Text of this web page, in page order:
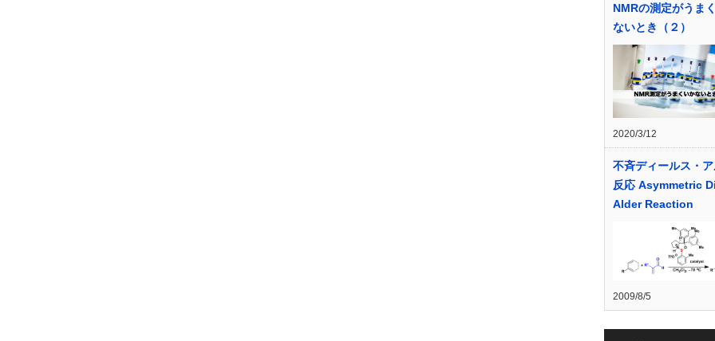
NMRの測定がうま
ないとき（２）
2020/3/12
不斉ディールス・
反応 Asymmetric
Alder Reaction
2009/8/5